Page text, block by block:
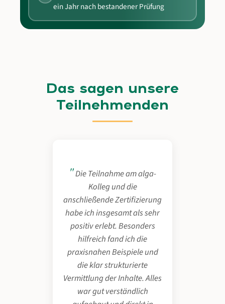
ein Jahr nach bestandener Prüfung
Das sagen unsere
Teilnehmenden
Die Teilnahme am alga-
Kolleg und die
anschließende Zertifizierung
habe ich insgesamt als sehr
positiv erlebt. Besonders
hilfreich fand ich die
praxisnahen Beispiele und
die klar strukturierte
Vermittlung der Inhalte. Alles
war gut verständlich